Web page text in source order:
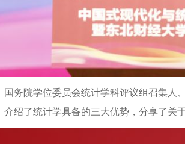
国务院学位委员会统计学科评议组召集人
介绍了统计学具备的三大优势，分享了关